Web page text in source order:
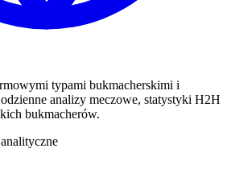
typami bukmacherskimi i
analizy meczowe, statystyki H2H
bukmacherów.